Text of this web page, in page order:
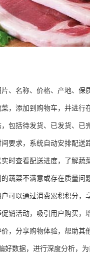
、名称、价格、产地、保
，添加到购物车，并进行
包括待发货、已发货、已
要求，系统自动安排配送
时查看配送进度，了解蔬
蔬菜不满意或存在质量问
可以通过消费累积积分，
销活动，吸引用户购买，
，分享购物体验，帮助其
数据，进行深度分析，